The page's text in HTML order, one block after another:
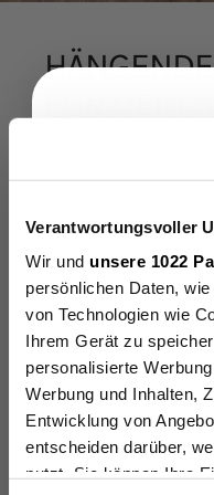
Verantwortungsvoller
Wir und unsere 1022
persönlichen Daten,
von Technologien wie
Ihrem Gerät zu
personalisierte
Werbung und Inhalten,
Entwicklung von
entscheiden darüber,
nutzt. Sie können Ihre
Der hängende
Design, das jedem
Mehrwert verleiht. Mit
geschwungenen ovalen
eine harmonische
Stil. Die praktische
Nachttisches bietet
Ablagefläche und
für Bücher, Lesebrillen,
Gegenstände, die
eine organisierte und
Entspannung und
pulverbeschichtete
auf
Bis zu
5%
Email